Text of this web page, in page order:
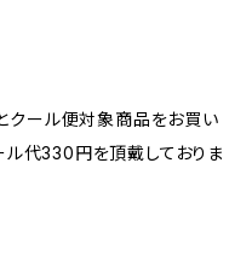
クール便対象商品をお買い
ル代330円を頂戴しておりま